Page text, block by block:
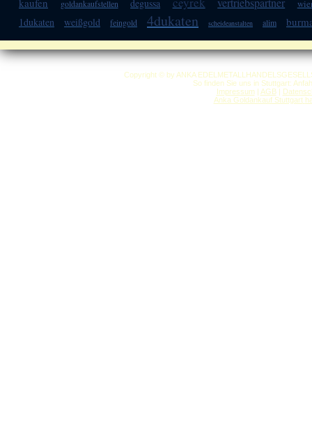
kaufen goldankaufstellen degussa
1dukaten weißgold feingold 4dukaten scheideanstalten alim
Copyright © by ANKA
So finden Sie uns in Stuttgart:
Impressum| AGB|
Anka Goldankauf Stuttgart